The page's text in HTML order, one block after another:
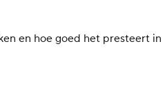
en hoe goed het presteert in